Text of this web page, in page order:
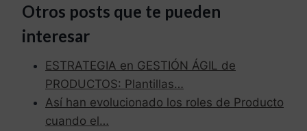
Otros posts que te pueden
interesar
ESTRATEGIA en GESTIÓN ÁGIL de
PRODUCTOS: Plantillas…
Así han evolucionado los roles de Producto
cuando el…